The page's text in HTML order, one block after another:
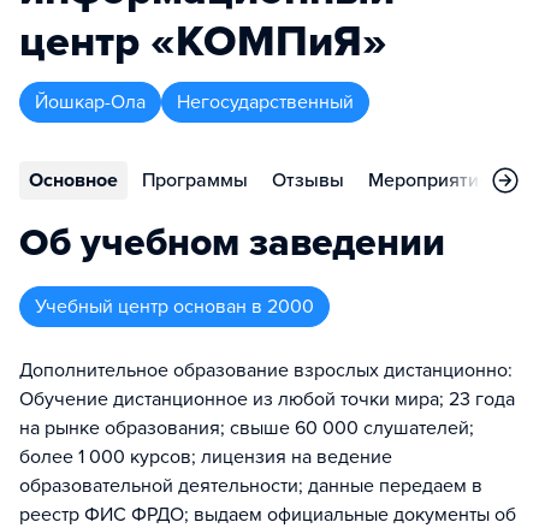
центр «КОМПиЯ»
Йошкар-Ола Негосударственный
Основное Программы Отзывы Мероприятия
Об учебном заведении
Учебный центр основан в 2000
Дополнительное образование взрослых дистанционно:
Обучение дистанционное из любой точки мира; 23 года
на рынке образования; свыше 60 000 слушателей;
более 1 000 курсов; лицензия на ведение
образовательной деятельности; данные передаем в
реестр ФИС ФРДО; выдаем официальные документы об